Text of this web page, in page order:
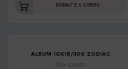
DODAJTE U KORPU
ALBUM 10X15/300 ZODIAC
Šifra: K2962P